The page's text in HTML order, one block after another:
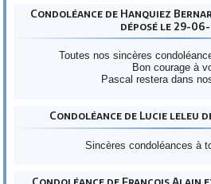
Condoléance de Hanquiez
déposé le 29-
Toutes nos sincères
Bon courage à
Pascal restera dans
Condoléance de Lucie leleu
Sincères condoléances à
Condoléance de François Alain